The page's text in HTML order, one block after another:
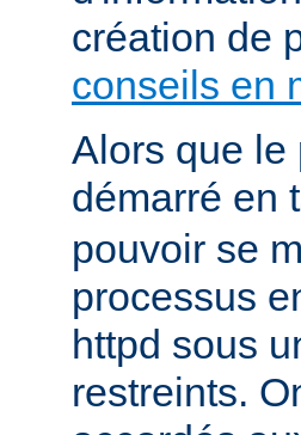
création de
conseils en
Alors que le
démarré en
pouvoir se
processus
httpd sous
restreints.